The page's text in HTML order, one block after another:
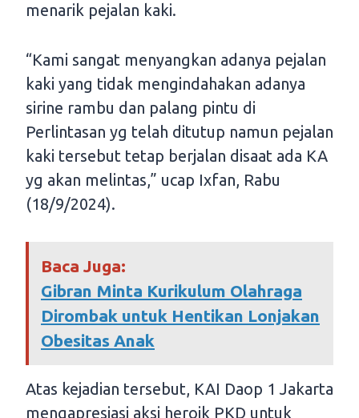
menarik pejalan kaki.
“Kami sangat menyangkan adanya pejalan
kaki yang tidak mengindahakan adanya
sirine rambu dan palang pintu di
Perlintasan yg telah ditutup namun pejalan
kaki tersebut tetap berjalan disaat ada KA
yg akan melintas,” ucap Ixfan, Rabu
(18/9/2024).
Baca Juga:
Gibran Minta Kurikulum Olahraga
Dirombak untuk Hentikan Lonjakan
Obesitas Anak
Atas kejadian tersebut, KAI Daop 1 Jakarta
mengapresiasi aksi heroik PKD untuk